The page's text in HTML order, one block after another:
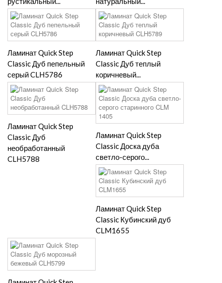
Ламинат Quick Step
Classic Дуб пепельный
серый CLH5786
Ламинат Quick Step
Classic Дуб теплый
коричневый...
Ламинат Quick Step
Classic Дуб
необработанный
CLH5788
Ламинат Quick Step
Classic Доска дуба
светло-серого...
Ламинат Quick Step
Classic Кубинский дуб
CLM1655